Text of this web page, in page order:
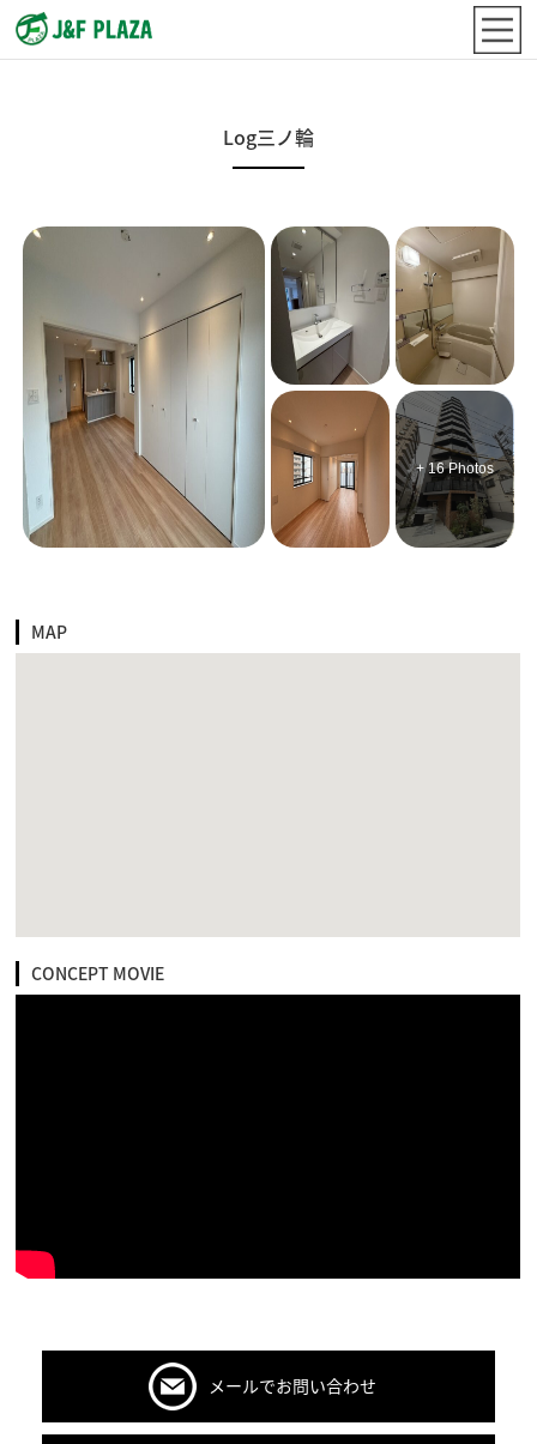
Log三ノ輪
+ 16 Photos
MAP
CONCEPT MOVIE
メールでお問い合わせ